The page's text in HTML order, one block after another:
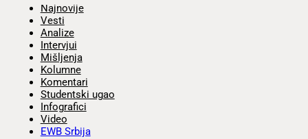
Najnovije
Vesti
Analize
Intervjui
Mišljenja
Kolumne
Komentari
Studentski ugao
Infografici
Video
EWB Srbija